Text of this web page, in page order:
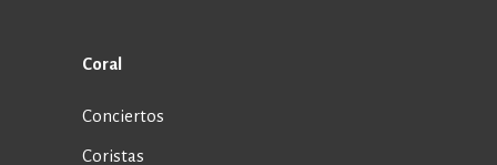
Coral
Conciertos
Coristas